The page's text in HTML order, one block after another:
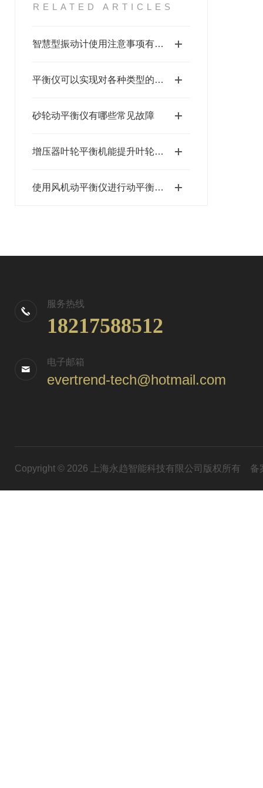
RELATED ARTICLES
智慧型振动计使用注意事项有哪些
平衡仪可以实现对各种类型的机床的动平衡调整
砂轮动平衡仪有哪些常见故障
增压器叶轮平衡机能提升叶轮质量，优化增压器性能
使用风机动平衡仪进行动平衡调整的步骤
服务热线
18217588512
电子邮箱
evertrend-tech@hotmail.com
Copyright © 2026 上海永趋智能科技有限公司版权所有 备